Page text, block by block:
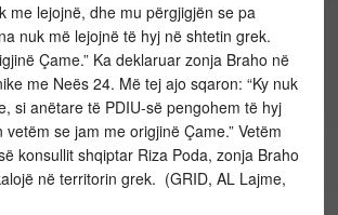
me lejojnë, dhe mu përgjigjën se pa
nuk më lejojnë të hyj në shtetin grek.
Çame.” Ka deklaruar zonja Braho në
me Neës 24. Më tej ajo sqaron: “Ky nuk
si anëtare të PDIU-së pengohem të hyj
vetëm se jam me origjinë Çame.” Vetëm
konsullit shqiptar Riza Poda, zonja Braho
në territorin grek. (GRID, AL Lajme,